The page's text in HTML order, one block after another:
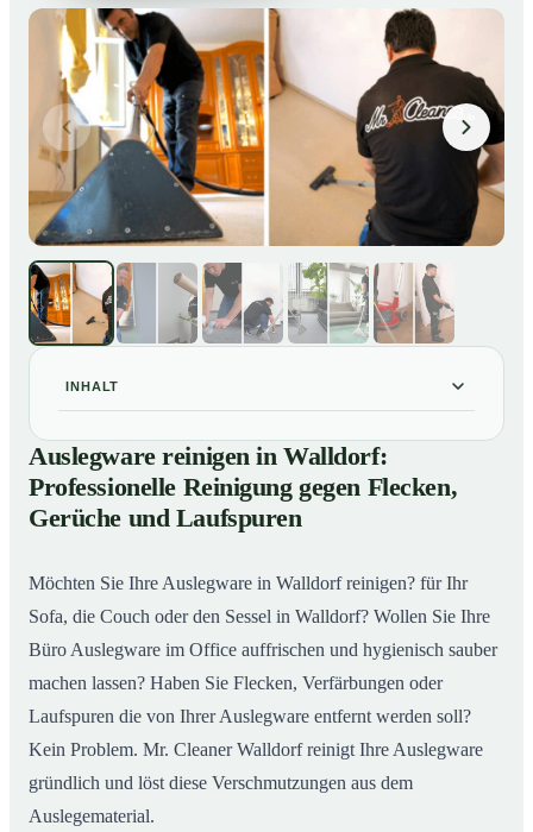
INHALT
01 Auslegware reinigen in Walldorf: Professionelle
Reinigung gegen Flecken, Gerüche und Laufspuren
02 So wird Auslegware in Walldorf professionell gereinigt
Auslegware reinigen in Walldorf:
Professionelle Reinigung gegen Flecken,
Gerüche und Laufspuren
Möchten Sie Ihre Auslegware in Walldorf reinigen? für Ihr
Sofa, die Couch oder den Sessel in Walldorf? Wollen Sie Ihre
Büro Auslegware im Office auffrischen und hygienisch sauber
machen lassen? Haben Sie Flecken, Verfärbungen oder
Laufspuren die von Ihrer Auslegware entfernt werden soll?
Kein Problem. Mr. Cleaner Walldorf reinigt Ihre Auslegware
gründlich und löst diese Verschmutzungen aus dem
Auslegematerial.